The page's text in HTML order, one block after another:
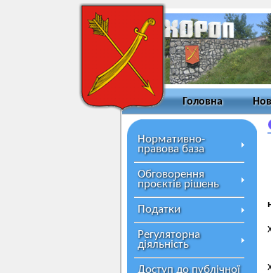
Головна
Нормативно-
правова база
Обговорення
проєктів рішень
Податки
Регуляторна
діяльність
Доступ до публічної